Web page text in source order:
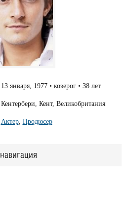
13 января, 1977 • козерог • 38 лет
Кентербери, Кент, Великобритания
Актер, Продюсер
навигация